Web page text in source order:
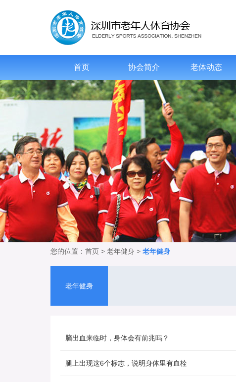
首页 协会简介 老体动态
您的位置： 首页 > 老年健身 > 老年健身
老年健身
脑出血来临时，身体会有前兆吗？
腿上出现这6个标志，说明身体里有血栓